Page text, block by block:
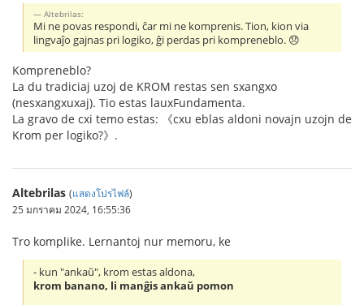
Altebrilas:
Mi ne povas respondi, ĉar mi ne komprenis. Tion, kion via
lingvaĵo gajnas pri logiko, ĝi perdas pri kompreneblo. 😞
Kompreneblo?
La du tradiciaj uzoj de KROM restas sen sxangxo
(nesxangxuxaj). Tio estas lauxFundamenta.
La gravo de cxi temo estas: 《cxu eblas aldoni novajn uzojn de
Krom per logiko?》.
Altebrilas (แสดงโปรไฟล์)
25 มกราคม 2024, 16:55:36
Tro komplike. Lernantoj nur memoru, ke
- kun "ankaŭ", krom estas aldona,
krom banano, li manĝis ankaŭ pomon